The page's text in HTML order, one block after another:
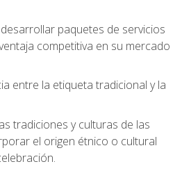
paquetes de servicios
competitiva en su mercado
entre la etiqueta tradicional y la
tradiciones y culturas de las
el origen étnico o cultural